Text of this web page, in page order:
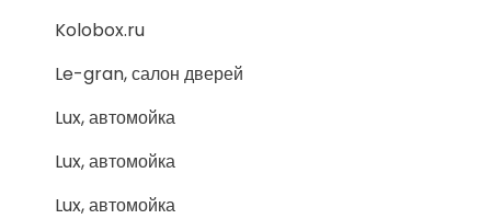
Kolobox.ru
Le-gran, салон дверей
Lux, автомойка
Lux, автомойка
Lux, автомойка